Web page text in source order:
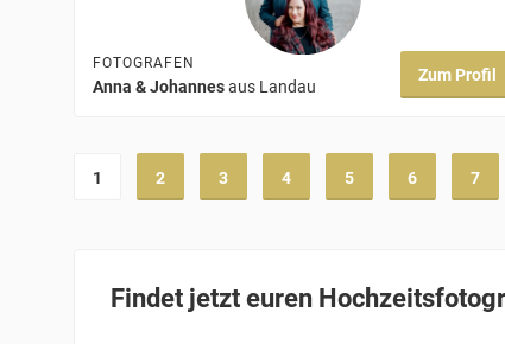
FOTOGRAFEN
Anna & Johannesaus Landau
Zum Profil
1 2 3 4 5 6 7
Findet jetzt euren